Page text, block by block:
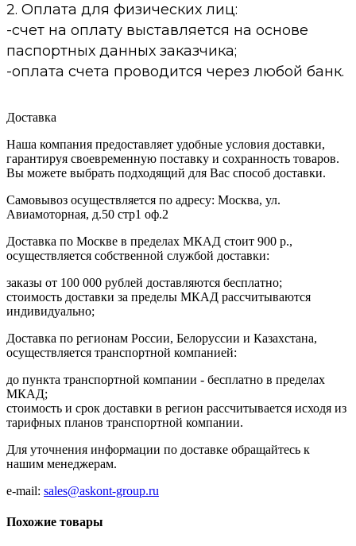
2. Оплата для физических лиц:
-счет на оплату выставляется на основе
паспортных данных заказчика;
-оплата счета проводится через любой банк.
Доставка
Наша компания предоставляет удобные условия доставки,
гарантируя своевременную поставку и сохранность товаров.
Вы можете выбрать подходящий для Вас способ доставки.
Самовывоз осуществляется по адресу: Москва, ул.
Авиамоторная, д.50 стр1 оф.2
Доставка по Москве в пределах МКАД стоит 900 р.,
осуществляется собственной службой доставки:
заказы от 100 000 рублей доставляются бесплатно;
cтоимость доставки за пределы МКАД рассчитываются
индивидуально;
Доставка по регионам России, Белоруссии и Казахстана,
осуществляется транспортной компанией:
до пункта транспортной компании - бесплатно в пределах
МКАД;
стоимость и срок доставки в регион рассчитывается исходя из
тарифных планов транспортной компании.
Для уточнения информации по доставке обращайтесь к
нашим менеджерам.
e-mail: sales@askont-group.ru
Похожие товары